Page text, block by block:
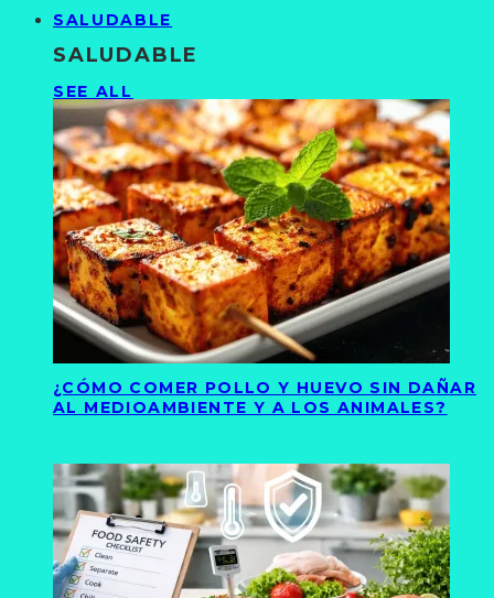
SALUDABLE
SALUDABLE
SEE ALL
¿CÓMO COMER POLLO Y HUEVO SIN DAÑAR
AL MEDIOAMBIENTE Y A LOS ANIMALES?